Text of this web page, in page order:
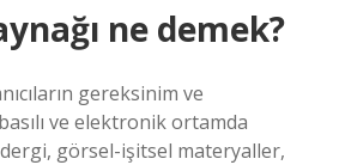
ne demek?
gereksinim ve
ve elektronik ortamda
dergi, görsel-işitsel materyaller,